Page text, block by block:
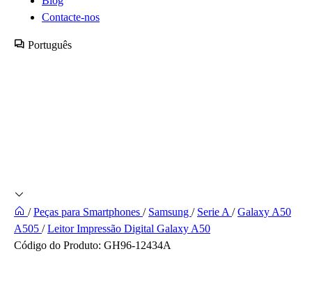
Contacte-nos
Português
/ Peças para Smartphones / Samsung / Serie A/ Galaxy A50
A505 / Leitor Impressão Digital Galaxy A50
Código do Produto: GH96-12434A